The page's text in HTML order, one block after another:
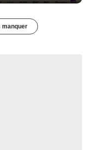
manquer